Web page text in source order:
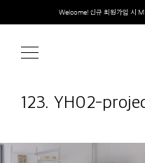
content
취향대로 완성하는 커스텀
123. YH02-